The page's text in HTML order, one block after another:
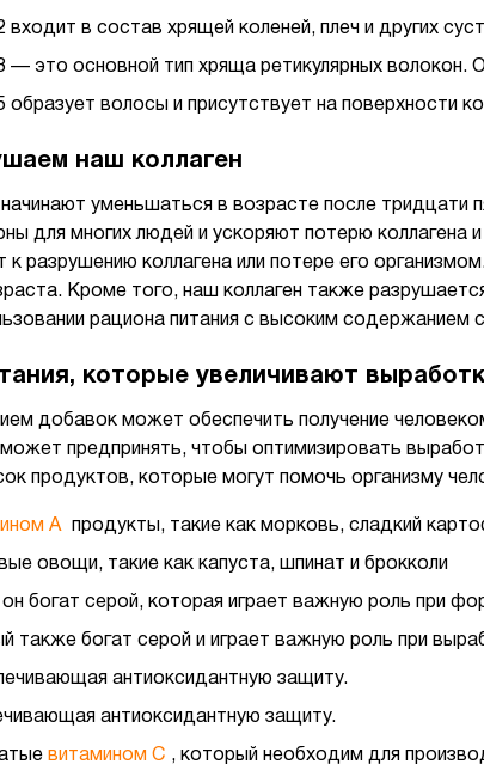
входит в состав хрящей коленей, плеч и других
— это основной тип хряща ретикулярных волокон.
образует волосы и присутствует на поверхности
наш коллаген
начинают уменьшаться в возрасте после
для многих людей и ускоряют потерю
к разрушению коллагена или потере его
Кроме того, наш коллаген также
рациона питания с высоким содержанием
которые увеличивают
добавок может обеспечить получение
предпринять, чтобы оптимизировать
продуктов, которые могут помочь организму
А продукты, такие как морковь, сладкий
овощи, такие как капуста, шпинат и брокколи
он богат серой, которая играет важную роль при
также богат серой и играет важную роль при
антиоксидантную защиту.
антиоксидантную защиту.
витамином С , который необходим для